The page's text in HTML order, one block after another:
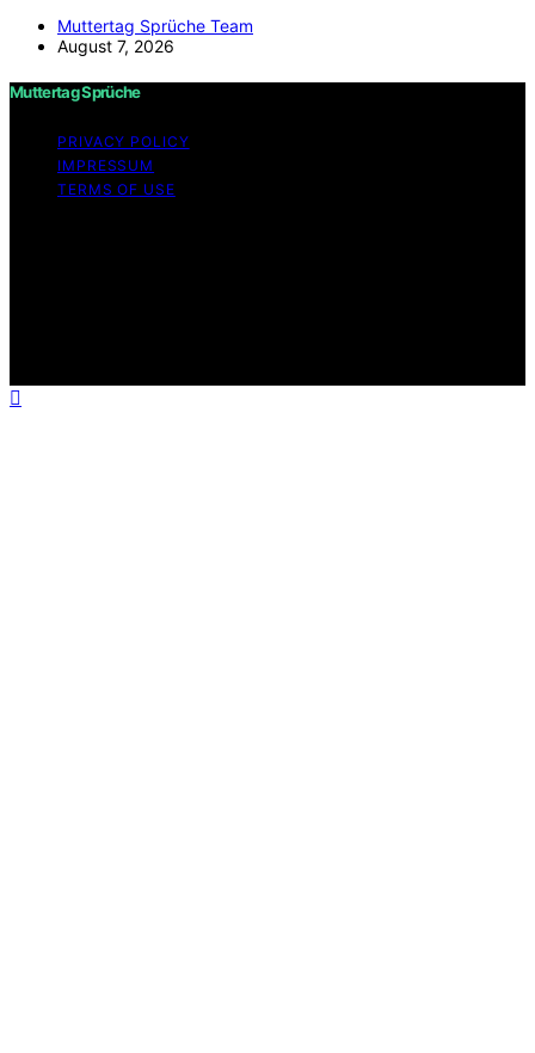
Muttertag Sprüche Team
August 7, 2026
Muttertag Sprüche
PRIVACY POLICY
IMPRESSUM
TERMS OF USE